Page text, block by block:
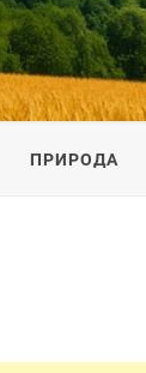
ПРИРОДА